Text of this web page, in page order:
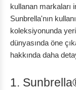
kullanan markaları
Sunbrella'nın
koleksiyonunda
dünyasında öne
hakkında daha
1.